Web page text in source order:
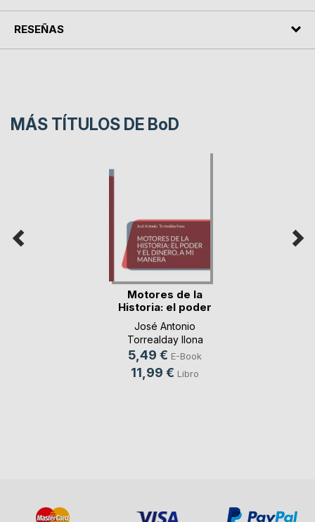
RESEÑAS
MÁS TÍTULOS DE BoD
Motores de la
Historia: el poder
y(...)
José Antonio
Torrealday llona
5,49 € E-Book
11,99 € Libro